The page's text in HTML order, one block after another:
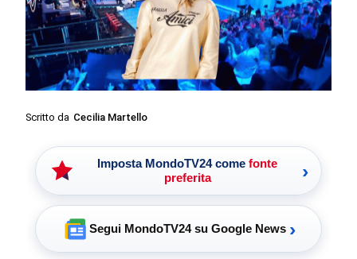
Scritto da Cecilia Martello
Imposta MondoTV24 come fonte
preferita
›
Segui MondoTV24 su Google News ›